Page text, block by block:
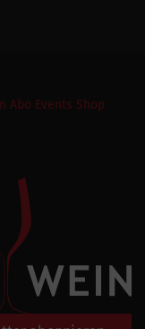
Abo Events Shop